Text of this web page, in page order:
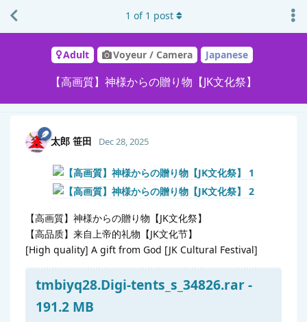
Adult Voyeur / Camera Japanese
【高画質】神様からの贈り物【JK文化祭】
1 of 1 post
太郎 笹田 Dec 28, 2025
【高画質】神様からの贈り物【JK文化祭】
【高品质】来自上帝的礼物【JK文化节】
[High quality] A gift from God [JK Cultural Festival]
tmbiyq28.Digi-tents_s_34826.rar -
191.2 MB